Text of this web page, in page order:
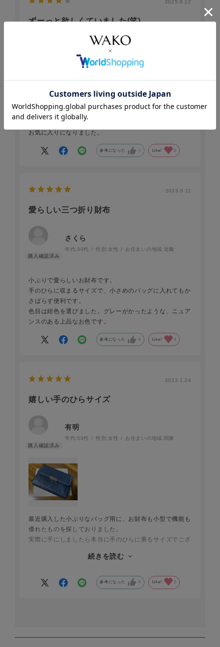
2025.8.12
ずーっと欲しくていました(笑)
60代 性別:女性 お住まいの地域:
やっと購入することが出来てとっても嬉しいです。
ていました。
しかしこの三つ折財布は軽くて使い易いです。
お気に入りになりました。
参考になった 1 Like! 2
2023.8.11
愛らしい三つ折り財布
さくら
年代:30代 性別:女性 お住まいの地域: 近畿
小ぶりで愛らしいお財布です。
手のひらに収まるサイズで、小さめのバッグに入れてもか
さばらず便利です。
色目は紺色を選びました。グレーがかったような、ニュア
ンスのある上品なお色です。
参考になった 4 Like! 4
2023.1.24
嬉しい手のひらサイズ
有明
年代: 50代 性別:女性 お住まいの地域: 関東
最近購入した小ぶりなバッグ用に、お財布も小型で機能も
優れたものを探しておりました。
実際に手にしましたら本当に手のひらに乗るサイズでござ
も予め確認出来ていたのも良かったです。
ておりましたが、実際はグレー味が少しある落ち着いたお
続きを読む
参考になった 5 Like! 2